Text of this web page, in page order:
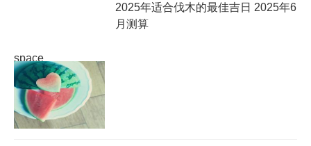
space
2025年适合伐木的最佳吉日 2025年6
月测算